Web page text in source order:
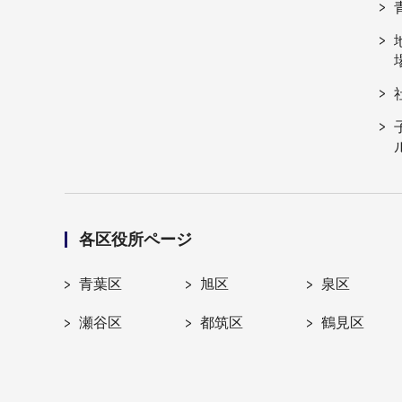
各区役所ページ
青葉区 旭区 泉区
瀬谷区 都筑区 鶴見区